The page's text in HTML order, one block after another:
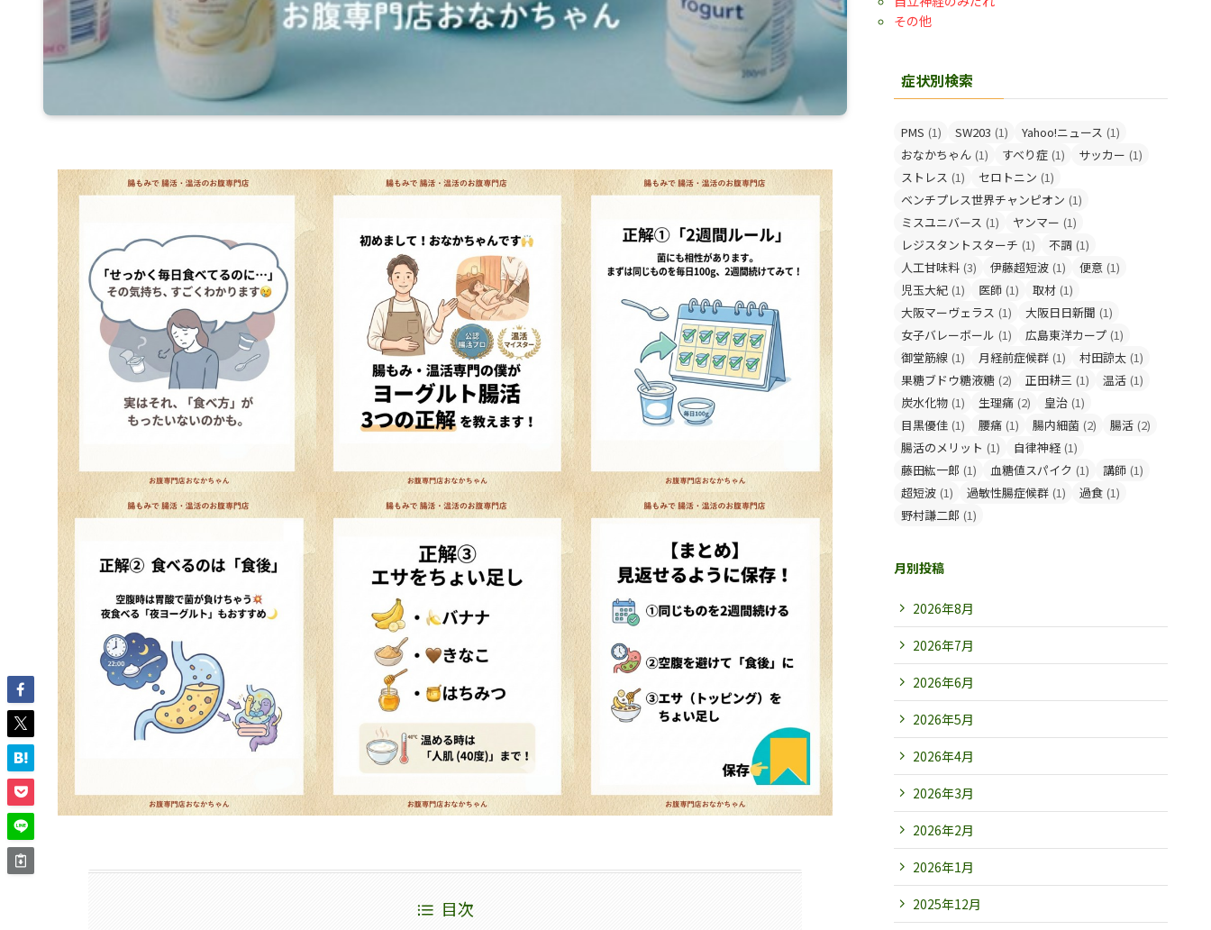
目次
その他
症状別検索
PMS (1) SW203 (1) Yahoo!ニュース (1)
おなかちゃん (1) すべり症 (1) サッカー (1)
ストレス (1) セロトニン (1)
ベンチプレス世界チャンピオン (1)
ミスユニバース (1) ヤンマー (1)
レジスタントスターチ (1) 不調 (1)
人工甘味料 (3) 伊藤超短波 (1) 便意 (1)
児玉大紀 (1) 医師 (1) 取材 (1)
大阪マーヴェラス (1) 大阪日日新聞 (1)
女子バレーボール (1) 広島東洋カープ (1)
御堂筋線 (1) 月経前症候群 (1) 村田諒太 (1)
果糖ブドウ糖液糖 (2) 正田耕三 (1) 温活 (1)
炭水化物 (1) 生理痛 (2) 皇治 (1)
目黒優佳 (1) 腰痛 (1) 腸内細菌 (2) 腸活 (2)
腸活のメリット (1) 自律神経 (1)
藤田紘一郎 (1) 血糖値スパイク (1) 講師 (1)
超短波 (1) 過敏性腸症候群 (1) 過食 (1)
野村謙二郎 (1)
月別投稿
2026年8月
2026年7月
2026年6月
2026年5月
2026年4月
2026年3月
2026年2月
2026年1月
2025年12月